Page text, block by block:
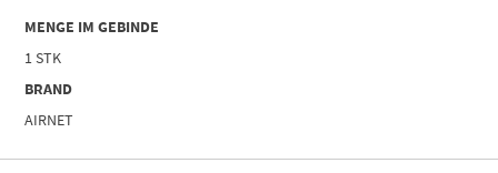
MENGE IM GEBINDE
1 STK
BRAND
AIRNET